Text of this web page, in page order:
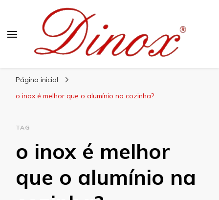
Página inicial
o inox é melhor que o alumínio na cozinha?
TAG
o inox é melhor
que o alumínio na